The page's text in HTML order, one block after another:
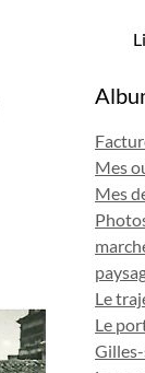
Mes
Mes
Le
Le